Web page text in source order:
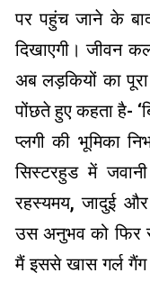
पर पहुंच जाने के
दिखाएगी। जीवन
अब लड़कियों का
पोंछते हुए कहता है-
प्लगी की भूमिका
सिस्टरहुड में
रहस्यमय, जादुई
उस अनुभव को फिर
मैं इससे खास गर्ल गैंग